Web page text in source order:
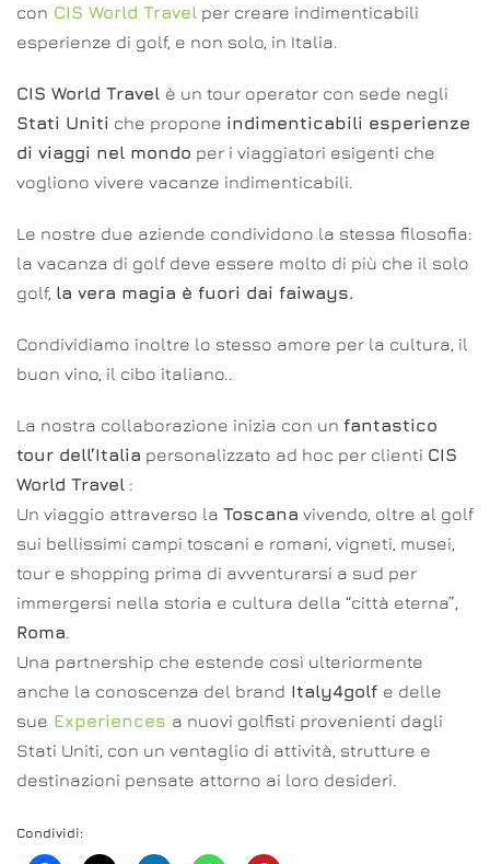
con CIS World Travel per creare indimenticabili
esperienze di golf, e non solo, in Italia.
CIS World Travel è un tour operator con sede negli
Stati Uniti che propone indimenticabili esperienze
di viaggi nel mondo per i viaggiatori esigenti che
vogliono vivere vacanze indimenticabili.
Le nostre due aziende condividono la stessa filosofia:
la vacanza di golf deve essere molto di più che il solo
golf, la vera magia è fuori dai faiways.
Condividiamo inoltre lo stesso amore per la cultura, il
buon vino, il cibo italiano..
La nostra collaborazione inizia con un fantastico
tour dell’Italia personalizzato ad hoc per clienti CIS
World Travel :
Un viaggio attraverso la Toscana vivendo, oltre al golf
sui bellissimi campi toscani e romani, vigneti, musei,
tour e shopping prima di avventurarsi a sud per
immergersi nella storia e cultura della “città eterna”,
Roma
Una partnership che estende così ulteriormente
anche la conoscenza del brand Italy4golf e delle
sue Experiences a nuovi golfisti provenienti dagli
Stati Uniti, con un ventaglio di attività, strutture e
destinazioni pensate attorno ai loro desideri.
Condividi: